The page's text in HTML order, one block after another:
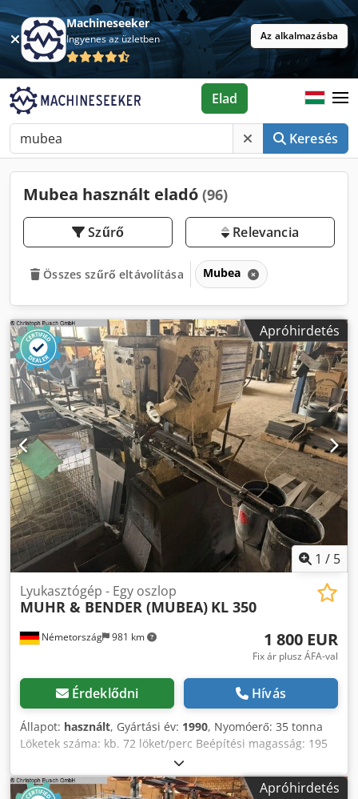
Machineseeker
Ingyenes az üzletben Az alkalmazásba
Keresés
Elad
Mubea használt eladó (96)
Szűrő Relevancia
Összes szűrő eltávolítása Mubea
Apróhirdetés
1 / 5
Németország 981 km
Lyukasztógép - Egy oszlop
MUHR & BENDER (MUBEA) KL 350
1 800 EUR
Fix ár plusz ÁFA-val
Érdeklődni Hívás
Állapot: használt, Gyártási év: 1990, Nyomóerő: 35 tonna
Löketek száma: kb. 72 löket/perc Beépítési magasság: 195
mm Crsdpfx Amsztf Anoasf Teljes energiaigény: 1,5 kW
Gépgép: kb. 330–400 kg
Apróhirdetés